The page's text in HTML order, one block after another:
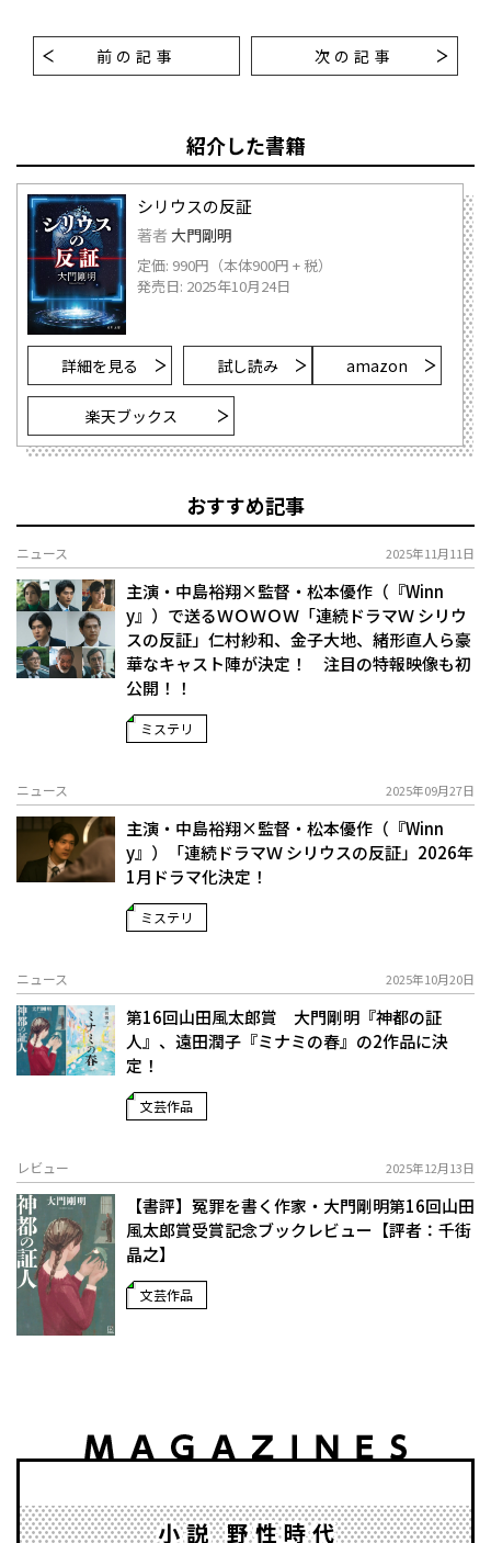
前の記事 次の記事
紹介した書籍
シリウスの反証
著者 大門剛明
定価: 990円（本体900円 + 税）
発売日: 2025年10月24日
詳細を見る 試し読み amazon
楽天ブックス
おすすめ記事
ニュース 2025年11月11日
主演・中島裕翔×監督・松本優作（『Winn
y』）で送るＷＯＷＯＷ「連続ドラマＷ シリウ
スの反証」仁村紗和、金子大地、緒形直人ら豪
華なキャスト陣が決定！ 注目の特報映像も初
公開！！
ミステリ
ニュース 2025年09月27日
主演・中島裕翔×監督・松本優作（『Winn
y』）「連続ドラマＷ シリウスの反証」2026年
1月ドラマ化決定！
ミステリ
ニュース 2025年10月20日
第16回山田風太郎賞 大門剛明『神都の証
人』、遠田潤子『ミナミの春』の2作品に決
定！
文芸作品
レビュー 2025年12月13日
【書評】冤罪を書く作家・大門剛明――第16回山田
風太郎賞受賞記念ブックレビュー【評者：千街
晶之】
文芸作品
小説 野性時代